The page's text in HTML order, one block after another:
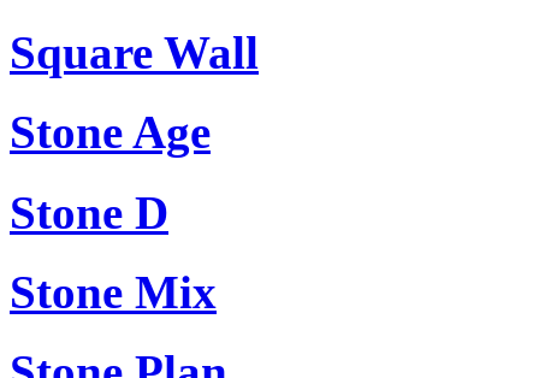
Square Wall
Stone Age
Stone D
Stone Mix